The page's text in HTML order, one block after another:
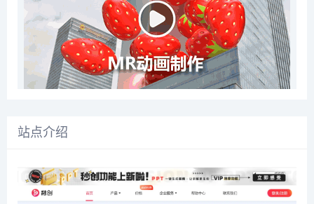
站点介绍